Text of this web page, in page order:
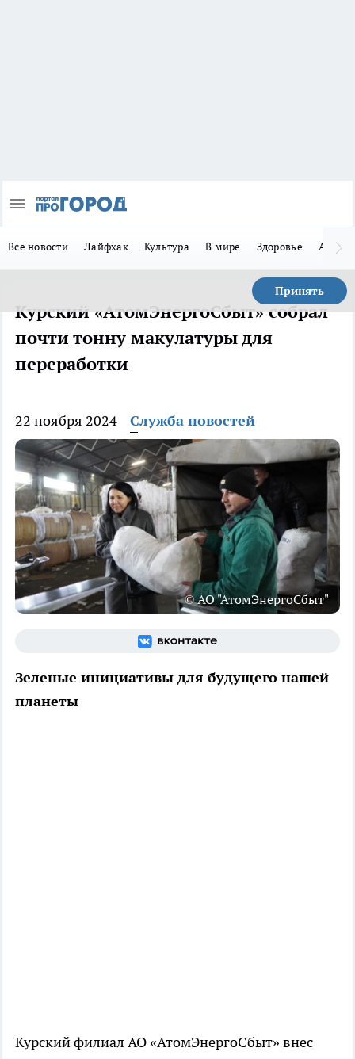
Все новости Лайфхак Культура В мире Здоровье Авто
Принять
Курский «АтомЭнергоСбыт» собрал
почти тонну макулатуры для
переработки
22 ноября 2024 Служба новостей
© АО "АтомЭнергоСбыт"
Зеленые инициативы для будущего нашей
планеты
Курский филиал АО «АтомЭнергоСбыт» внес